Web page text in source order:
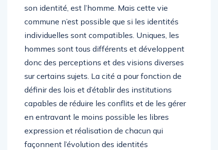
son identité, est l’homme. Mais cette vie
commune n’est possible que si les identités
individuelles sont compatibles. Uniques, les
hommes sont tous différents et développent
donc des perceptions et des visions diverses
sur certains sujets. La cité a pour fonction de
définir des lois et d’établir des institutions
capables de réduire les conflits et de les gérer
en entravant le moins possible les libres
expression et réalisation de chacun qui
façonnent l’évolution des identités